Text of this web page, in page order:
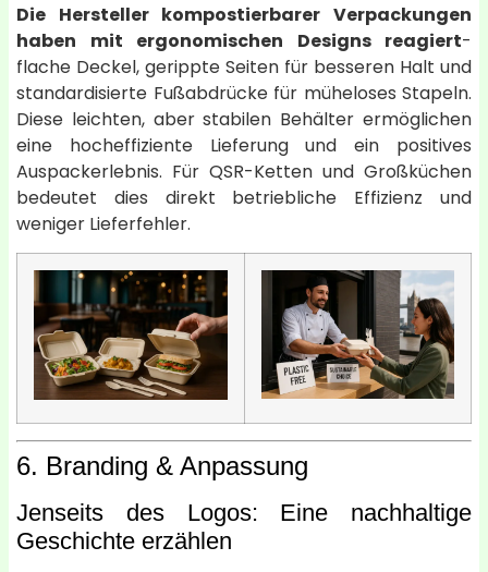
Die Hersteller kompostierbarer Verpackungen
haben mit ergonomischen Designs reagiert-
flache Deckel, gerippte Seiten für besseren Halt und
standardisierte Fußabdrücke für müheloses Stapeln.
Diese leichten, aber stabilen Behälter ermöglichen
eine hocheffiziente Lieferung und ein positives
Auspackerlebnis. Für QSR-Ketten und Großküchen
bedeutet dies direkt betriebliche Effizienz und
weniger Lieferfehler.
6. Branding & Anpassung
Jenseits des Logos: Eine nachhaltige
Geschichte erzählen